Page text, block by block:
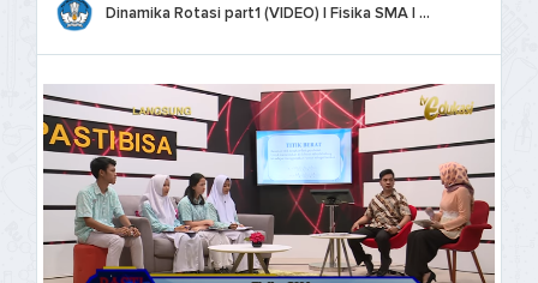
Dinamika Rotasi part1 (VIDEO) | Fisika SMA | ...